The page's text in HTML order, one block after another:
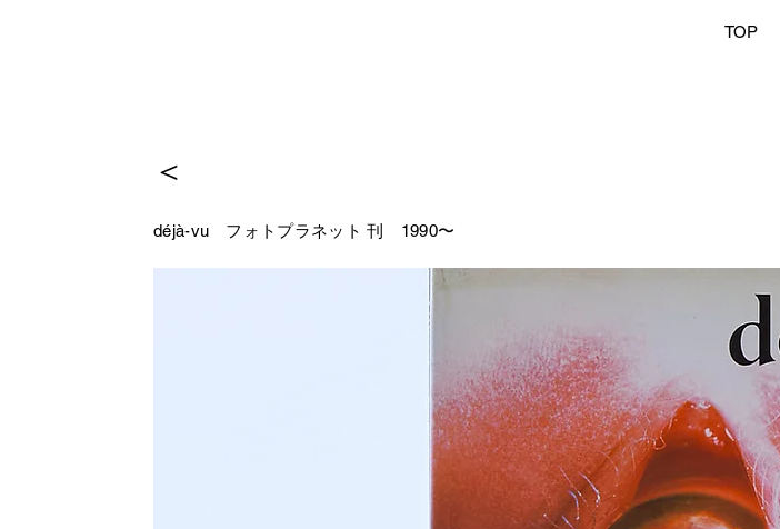
TOP
＜
déjà-vu フォトプラネット 刊 1990〜